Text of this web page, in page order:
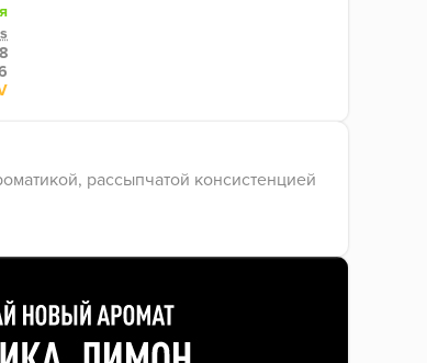
рассыпчатой консистенцией